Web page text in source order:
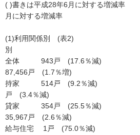
( )書きは平成28年6月に対する増
月に対する増減率
(1)利用関係別 (表2)
別
全体 943戸 (17.6
87,456戸 (1.7％増)
持家 514戸 (9.2％減
戸 (3.4％減)
貸家 354戸 (25.5
35,967戸 (2.6％減)
給与住宅 1戸 (75.0％減)